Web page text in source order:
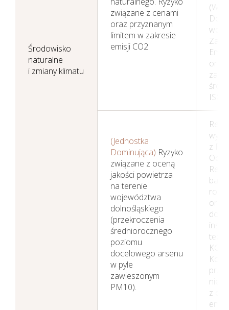
Środowisko
naturalne
i zmiany klimatu
związane z cenami
oraz przyznanym
limitem w zakresie
emisji CO2.
(W
oraz
ISO
(Jednostka
Dominująca) Ryzyko
związane z oceną
jakości powietrza
na terenie
województwa
dolnośląskiego
(przekroczenia
średniorocznego
poziomu
docelowego arsenu
w pyle
zawieszonym
PM10).
z
oraz
z